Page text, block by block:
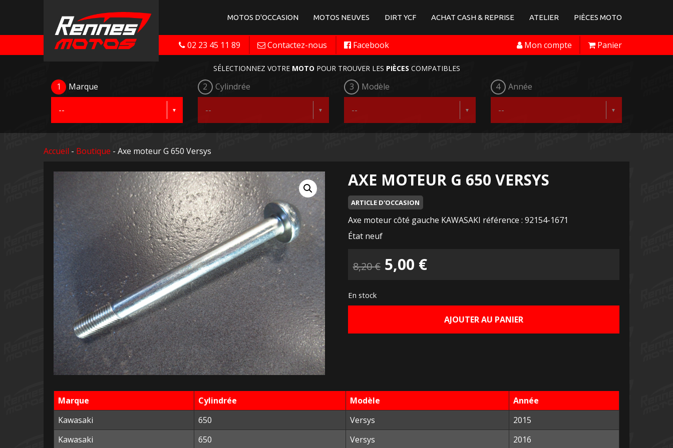
MOTOS D'OCCASION MOTOS NEUVES DIRT YCF ACHAT CASH & REPRISE ATELIER PIÈCES MOTO
02 23 45 11 89 Contactez-nous Facebook Panier
Mon compte
SÉLECTIONNEZ VOTRE MOTO POUR TROUVER LES PIÈCES COMPATIBLES
1 Marque 2 Cylindrée 3 Modèle 4 Année
Accueil - Boutique - Axe moteur G 650 Versys
AXE MOTEUR G 650 VERSYS
ARTICLE D'OCCASION
Axe moteur côté gauche KAWASAKI référence : 92154-1671
État neuf
8,20€ Le
initial
5,00 €Le
actuel
est :
En stock
AJOUTER AU PANIER
Marque Cylindrée Modèle
Année
Kawasaki
650 Versys
2015
Kawasaki
650 Versys 2016